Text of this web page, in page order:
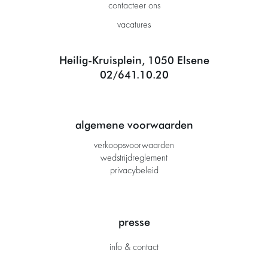
contacteer ons
vacatures
Heilig-Kruisplein, 1050 Elsene
02/641.10.20
algemene voorwaarden
verkoopsvoorwaarden
wedstrijdreglement
privacybeleid
presse
info & contact